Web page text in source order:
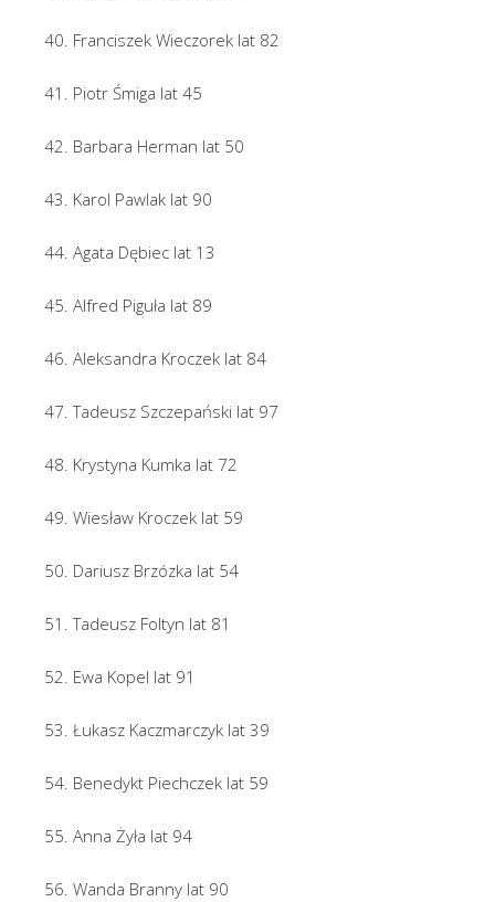
40. Franciszek Wieczorek lat 82
41. Piotr Śmiga lat 45
42. Barbara Herman lat 50
43. Karol Pawlak lat 90
44. Agata Dębiec lat 13
45. Alfred Piguła lat 89
46. Aleksandra Kroczek lat 84
47. Tadeusz Szczepański lat 97
48. Krystyna Kumka lat 72
49. Wiesław Kroczek lat 59
50. Dariusz Brzózka lat 54
51. Tadeusz Foltyn lat 81
52. Ewa Kopel lat 91
53. Łukasz Kaczmarczyk lat 39
54. Benedykt Piechczek lat 59
55. Anna Żyła lat 94
56. Wanda Branny lat 90